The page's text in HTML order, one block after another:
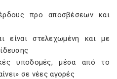
προ αποσβέσεων και
είναι στελεχωμένη και με
υποδομές, μέσα από το
σε νέες αγορές